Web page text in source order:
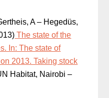
A – Hegedüs,
The state of the
In: The state of
2013. Taking stock
Habitat, Nairobi –